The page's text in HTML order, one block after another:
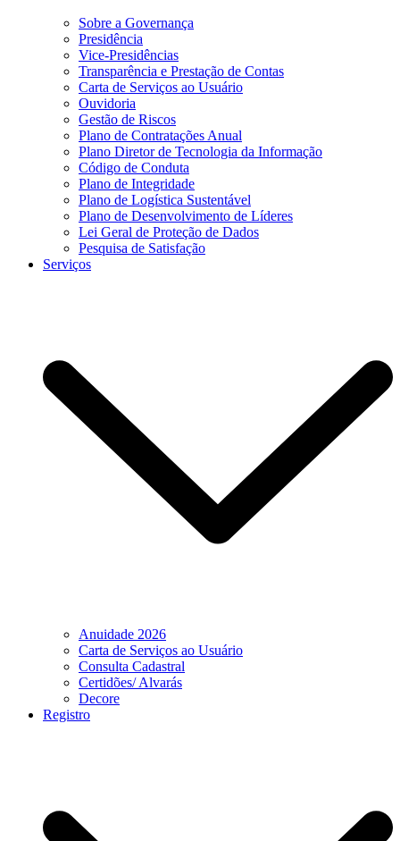
Sobre a Governança
Presidência
Vice-Presidências
Transparência e Prestação de Contas
Carta de Serviços ao Usuário
Ouvidoria
Gestão de Riscos
Plano de Contratações Anual
Plano Diretor de Tecnologia da Informação
Código de Conduta
Plano de Integridade
Plano de Logística Sustentável
Plano de Desenvolvimento de Líderes
Lei Geral de Proteção de Dados
Pesquisa de Satisfação
Serviços
Anuidade 2026
Carta de Serviços ao Usuário
Consulta Cadastral
Certidões/ Alvarás
Decore
Registro